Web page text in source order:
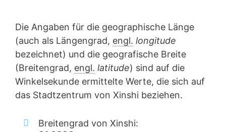
Die Angaben für die geographische Länge
(auch als Längengrad, engl. longitude
bezeichnet) und die geografische Breite
(Breitengrad, engl. latitude) sind auf die
Winkelsekunde ermittelte Werte, die sich auf
das Stadtzentrum von Xinshi beziehen.
Breitengrad von Xinshi: